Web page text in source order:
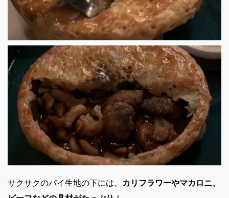
サクサクのパイ生地の下には、
カリフラワーやマカロニ、